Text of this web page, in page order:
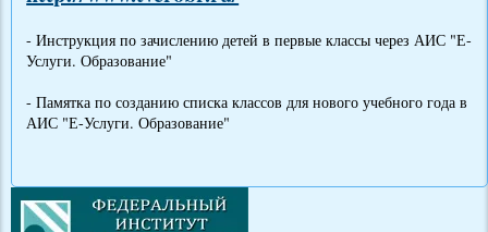
- Инструкция по зачислению детей в первые классы через АИС "Е-
Услуги. Образование"
- Памятка по созданию списка классов для нового учебного года в
АИС "Е-Услуги. Образование"